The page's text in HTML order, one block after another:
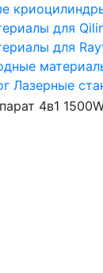
для
для
Лазерные